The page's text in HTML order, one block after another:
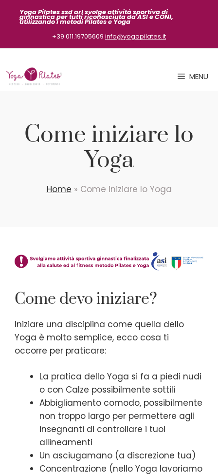
Yoga Pilates ssd arl svolge attività sportivadi
ginnastica per tutti riconosciuta da ASIe CONI,
utilizzando i metodi Pilates e Yoga
+39 011.19705609 info@yogapilates.it
MENU
Come iniziare lo
Yoga
Home » Come iniziare lo Yoga
Come devo iniziare?
Iniziare una disciplina come quella dello
Yoga è molto semplice, ecco cosa ti
occorre per praticare:
La pratica dello Yoga si fa a piedi nudi
o con Calze possibilmente sottili
Abbigliamento comodo, possibilmente
non troppo largo per permettere agli
insegnanti di controllare i tuoi
allineamenti
Un asciugamano (a discrezione tua)
Concentrazione (nello Yoga lavoriamo